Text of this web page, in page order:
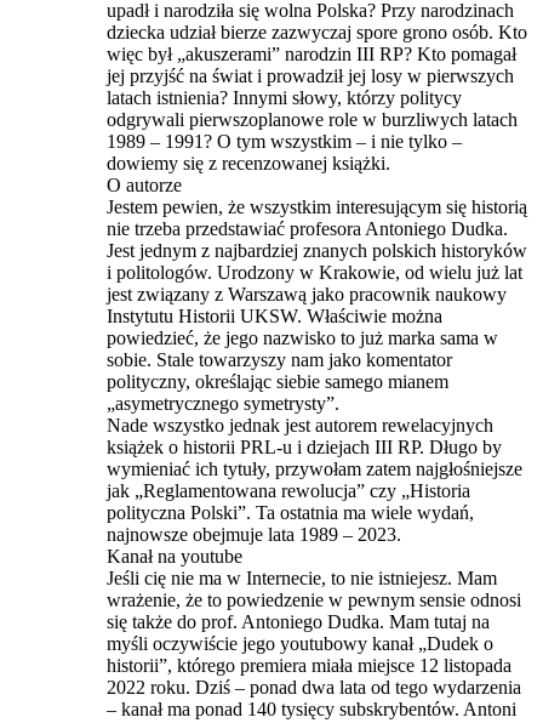
upadł i narodziła się wolna Polska? Przy narodzinach
dziecka udział bierze zazwyczaj spore grono osób. Kto
więc był „akuszerami” narodzin III RP? Kto pomagał
jej przyjść na świat i prowadził jej losy w pierwszych
latach istnienia? Innymi słowy, którzy politycy
odgrywali pierwszoplanowe role w burzliwych latach
1989 – 1991? O tym wszystkim – i nie tylko –
dowiemy się z recenzowanej książki.
O autorze
Jestem pewien, że wszystkim interesującym się historią
nie trzeba przedstawiać profesora Antoniego Dudka.
Jest jednym z najbardziej znanych polskich historyków
i politologów. Urodzony w Krakowie, od wielu już lat
jest związany z Warszawą jako pracownik naukowy
Instytutu Historii UKSW. Właściwie można
powiedzieć, że jego nazwisko to już marka sama w
sobie. Stale towarzyszy nam jako komentator
polityczny, określając siebie samego mianem
„asymetrycznego symetrysty”.
Nade wszystko jednak jest autorem rewelacyjnych
książek o historii PRL-u i dziejach III RP. Długo by
wymieniać ich tytuły, przywołam zatem najgłośniejsze
jak „Reglamentowana rewolucja” czy „Historia
polityczna Polski”. Ta ostatnia ma wiele wydań,
najnowsze obejmuje lata 1989 – 2023.
Kanał na youtube
Jeśli cię nie ma w Internecie, to nie istniejesz. Mam
wrażenie, że to powiedzenie w pewnym sensie odnosi
się także do prof. Antoniego Dudka. Mam tutaj na
myśli oczywiście jego youtubowy kanał „Dudek o
historii”, którego premiera miała miejsce 12 listopada
2022 roku. Dziś – ponad dwa lata od tego wydarzenia
– kanał ma ponad 140 tysięcy subskrybentów. Antoni